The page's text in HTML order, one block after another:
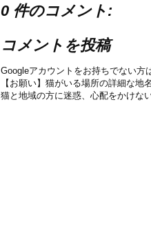
0 件のコメント:
コメントを投稿
Googleアカウントをお持ちでない方
【お願い】猫がいる場所の詳細な地
猫と地域の方に迷惑、心配をかけな